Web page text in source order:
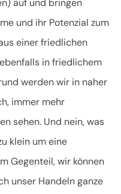
auf und bringen
und ihr Potenzial zum
einer friedlichen
in friedlichem
werden wir in naher
immer mehr
sehen. Und nein, was
klein um eine
Gegenteil, wir können
unser Handeln ganze